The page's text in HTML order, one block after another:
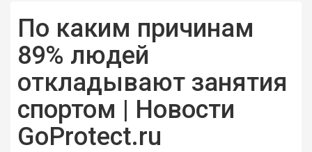
По каким причинам
89% людей
откладывают занятия
спортом | Новости
GoProtect.ru